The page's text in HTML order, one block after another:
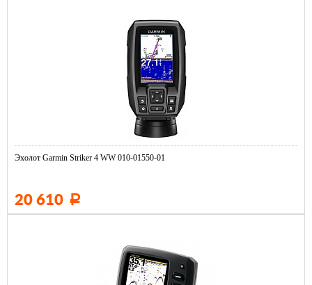
Эхолот Garmin Striker 4 WW 010-01550-01
20 610 Р